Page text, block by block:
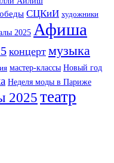
СЦКиИ художники
2025 Афиша
концерт музыка
мастер-классы Новый год
Неделя моды в Париже
2025театр